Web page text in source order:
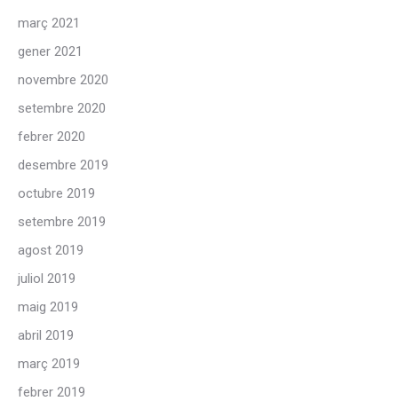
març 2021
gener 2021
novembre 2020
setembre 2020
febrer 2020
desembre 2019
octubre 2019
setembre 2019
agost 2019
juliol 2019
maig 2019
abril 2019
març 2019
febrer 2019